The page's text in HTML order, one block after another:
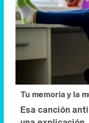
Tu memoria y la
Esa canción